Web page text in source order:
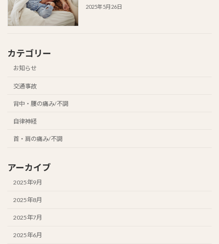
2025年5月26日
カテゴリー
お知らせ
交通事故
背中・腰の痛み/不調
自律神経
首・肩の痛み/不調
アーカイブ
2025年9月
2025年8月
2025年7月
2025年6月